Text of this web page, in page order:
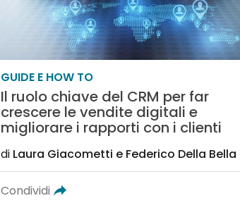
GUIDE E HOW TO
Il ruolo chiave del CRM per far
crescere le vendite digitali e
migliorare i rapporti con i clienti
di Laura Giacometti e Federico Della Bella
Condividi